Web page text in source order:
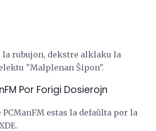
rubujon, dekstre alklaku la
"Malplenan Ŝipon".
Por Forigi Dosierojn
estas la defaŭlta por la